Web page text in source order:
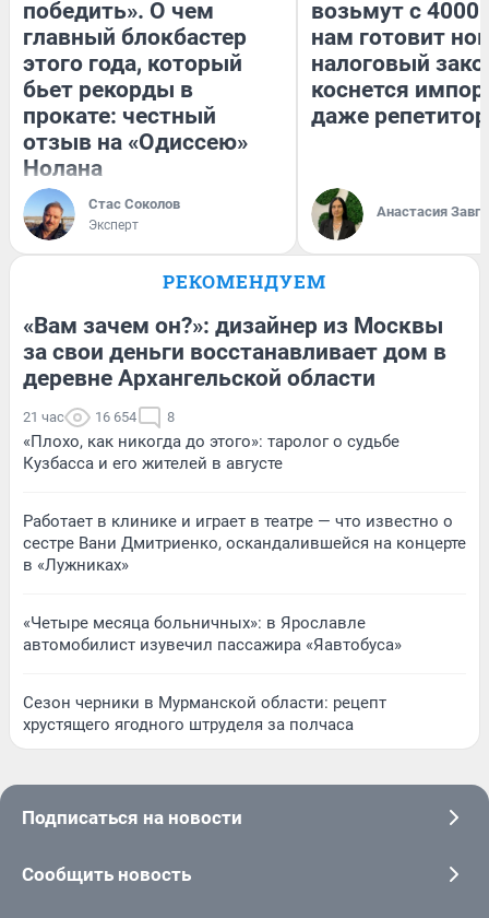
победить». О чем
главный блокбастер
этого года, который
бьет рекорды в
прокате: честный
отзыв на «Одиссею»
Нолана
Стас Соколов
Эксперт
возьмут с
нам готовит
налоговый
коснется
даже
Анастасия
РЕКОМЕНДУЕМ
«Вам зачем он?»: дизайнер из Москвы
за свои деньги восстанавливает дом в
деревне Архангельской области
21 час 16 654 8
«Плохо, как никогда до этого»: таролог о судьбе
Кузбасса и его жителей в августе
Работает в клинике и играет в театре — что известно о
сестре Вани Дмитриенко, оскандалившейся на концерте
в «Лужниках»
«Четыре месяца больничных»: в Ярославле
автомобилист изувечил пассажира «Яавтобуса»
Сезон черники в Мурманской области: рецепт
хрустящего ягодного штруделя за полчаса
Подписаться на новости
Сообщить новость